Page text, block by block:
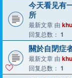
今天看见有
所
最新文章 由 khu
回复总数： 1
關於自閉症
最新文章 由 khu
回复总数： 1